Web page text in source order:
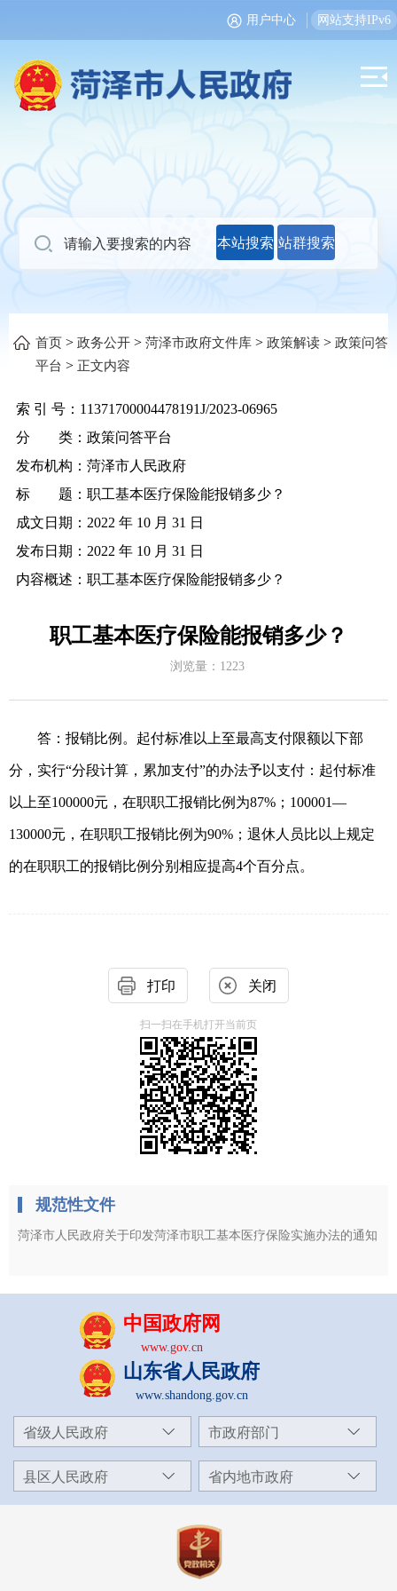
用户中心 网站支持IPv6
本站搜索 站群搜索
首页 > 政务公开 > 菏泽市政府文件库 > 政策解读 > 政策问答
平台 > 正文内容
索 引 号： 11371700004478191J/2023-06965
分 类： 政策问答平台
发布机构： 菏泽市人民政府
标 题： 职工基本医疗保险能报销多少？
成文日期： 2022 年 10 月 31 日
发布日期： 2022 年 10 月 31 日
内容概述： 职工基本医疗保险能报销多少？
职工基本医疗保险能报销多少？
浏览量： 1223
答：报销比例。起付标准以上至最高支付限额以下部
分，实行“分段计算，累加支付”的办法予以支付：起付标准
以上至100000元，在职职工报销比例为87%；100001—
130000元，在职职工报销比例为90%；退休人员比以上规定
的在职职工的报销比例分别相应提高4个百分点。
打印 关闭
扫一扫在手机打开当前页
规范性文件
菏泽市人民政府关于印发菏泽市职工基本医疗保险实施办法的通知
中国政府网
www.gov.cn
山东省人民政府
www.shandong.gov.cn
省级人民政府 市政府部门
县区人民政府 省内地市政府